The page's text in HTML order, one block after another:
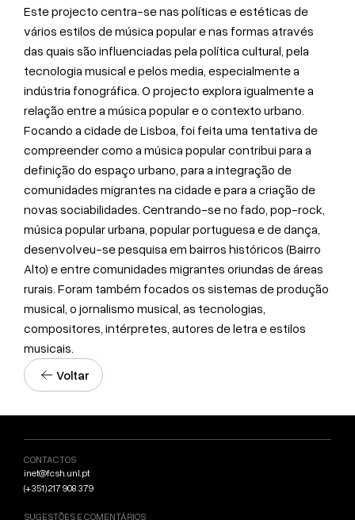
Este projecto centra-se nas políticas e estéticas de
vários estilos de música popular e nas formas através
das quais são influenciadas pela política cultural, pela
tecnologia musical e pelos media, especialmente a
indústria fonográfica. O projecto explora igualmente a
relação entre a música popular e o contexto urbano.
Focando a cidade de Lisboa, foi feita uma tentativa de
compreender como a música popular contribui para a
definição do espaço urbano, para a integração de
comunidades migrantes na cidade e para a criação de
novas sociabilidades. Centrando-se no fado, pop-rock,
música popular urbana, popular portuguesa e de dança,
desenvolveu-se pesquisa em bairros históricos (Bairro
Alto) e entre comunidades migrantes oriundas de áreas
rurais. Foram também focados os sistemas de produção
musical, o jornalismo musical, as tecnologias,
compositores, intérpretes, autores de letra e estilos
musicais.
Voltar
CONTACTOS
inet@fcsh.unl.pt
(+351) 217 908 379
SUGESTÕES E COMENTÁRIOS